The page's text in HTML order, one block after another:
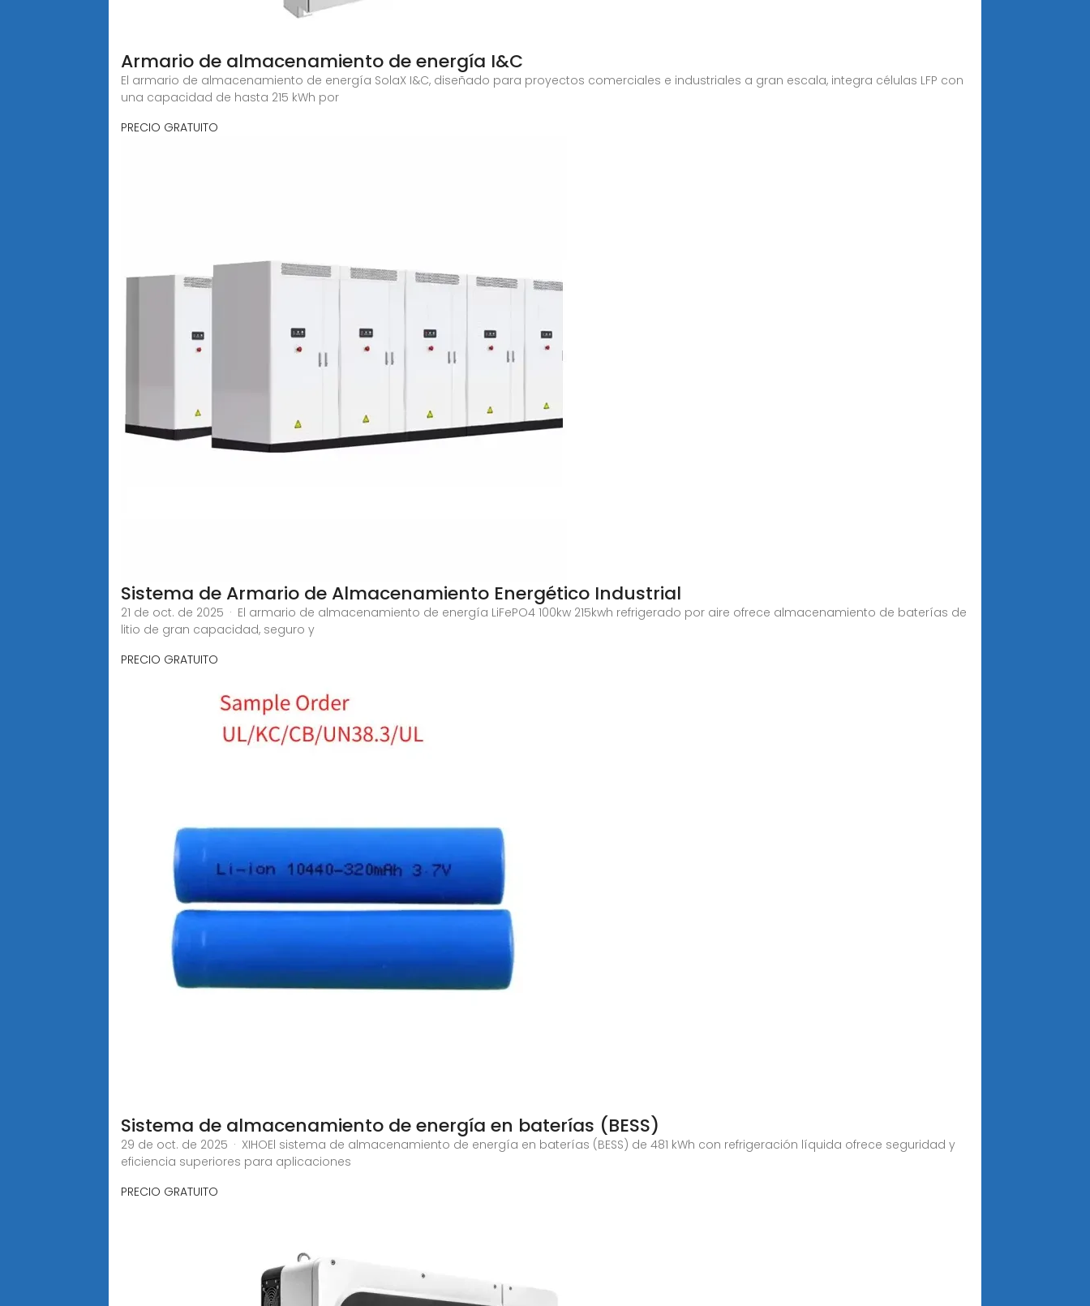
Armario de almacenamiento de energía I&C
El armario de almacenamiento de energía SolaX I&C, diseñado para proyectos comerciales e industriales a gran escala, integra células LFP con
una capacidad de hasta 215 kWh por
PRECIO GRATUITO
Sistema de Armario de Almacenamiento Energético Industrial
21 de oct. de 2025 · El armario de almacenamiento de energía LiFePO4 100kw 215kwh refrigerado por aire ofrece almacenamiento de baterías de
litio de gran capacidad, seguro y
PRECIO GRATUITO
Sistema de almacenamiento de energía en baterías (BESS)
29 de oct. de 2025 · XIHOEl sistema de almacenamiento de energía en baterías (BESS) de 481 kWh con refrigeración líquida ofrece seguridad y
eficiencia superiores para aplicaciones
PRECIO GRATUITO